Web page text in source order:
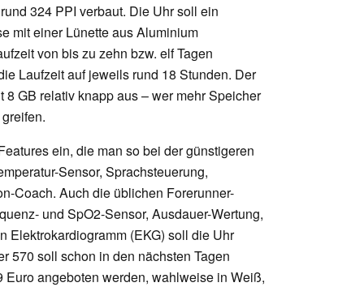
324 PPI verbaut. Die Uhr soll ein
mit einer Lünette aus Aluminium
von bis zu zehn bzw. elf Tagen
Laufzeit auf jeweils rund 18 Stunden. Der
GB relativ knapp aus – wer mehr Speicher
ein, die man so bei der günstigeren
Sensor, Sprachsteuerung,
Coach. Auch die üblichen Forerunner-
und SpO2-Sensor, Ausdauer-Wertung,
Elektrokardiogramm (EKG) soll die Uhr
570 soll schon in den nächsten Tagen
angeboten werden, wahlweise in Weiß,